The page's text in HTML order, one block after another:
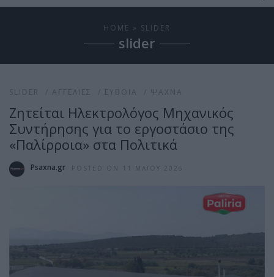
HOME » SLIDER
slider
SLIDER ΑΓΓΕΛΊΕΣ ΕΎΒΟΙΑ ΨΑΧΝΆ
Ζητείται Ηλεκτρολόγος Μηχανικός
Συντήρησης για το εργοστάσιο της
«Παλίρροια» στα Πολιτικά
Psaxna.gr POSTED ON 11 ΜΑΪ́ΟΥ 2026